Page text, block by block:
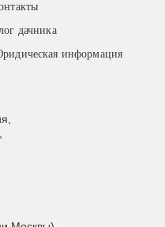
дачника
информация